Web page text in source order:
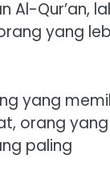
Qur’an,
yang
yang
orang yang
paling